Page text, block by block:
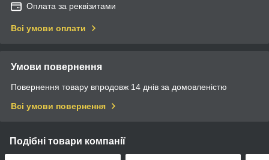
Оплата за реквізитами
Всі умови оплати
Умови повернення
Повернення товару впродовж 14 днів за домовленістю
Всі умови повернення
Подібні товари компанії